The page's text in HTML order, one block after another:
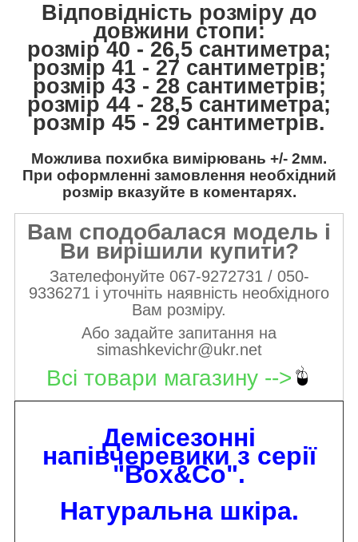
Відповідність розміру до
довжини стопи:
розмір 40 - 26,5 сантиметра;
розмір 41 - 27 сантиметрів;
розмір 43 - 28 сантиметрів;
розмір 44 - 28,5 сантиметра;
розмір 45 - 29 сантиметрів.
Можлива похибка вимірювань +/- 2мм.
При оформленні замовлення необхідний
розмір вказуйте в коментарях.
Вам сподобалася модель і
Ви вирішили купити?
Зателефонуйте 067-9272731 / 050-
9336271 і уточніть наявність необхідного
Вам розміру.
Або задайте запитання на
simashkevichr@ukr.net
Всі товари магазину -->
Демісезонні
напівчеревики з серії
"Box&Co".
Натуральна шкіра.